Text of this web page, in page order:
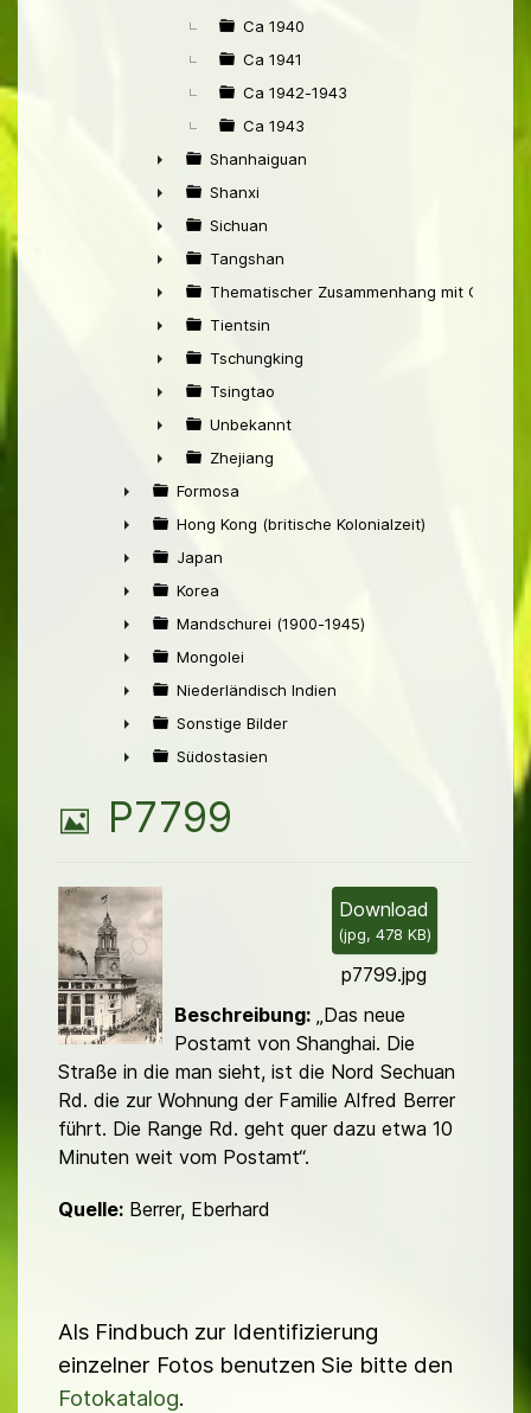
Ca 1940
Ca 1941
Ca 1942-1943
Ca 1943
►
Shanhaiguan
►
Shanxi
►
Sichuan
►
Tangshan
►
Thematischer Zusammenhang mit China
►
Tientsin
►
Tschungking
►
Tsingtao
►
Unbekannt
►
Zhejiang
►
Formosa
►
Hong Kong (britische Kolonialzeit)
►
Japan
►
Korea
►
Mandschurei (1900-1945)
►
Mongolei
►
Niederländisch Indien
►
Sonstige Bilder
Südostasien
B
l
d
P7799
Download
(jpg, 478 KB)
p7799.jpg
Beschreibung:„Das neue
Postamt von Shanghai. Die
Straße in die man sieht, ist die Nord Sechuan
Rd. die zur Wohnung der Familie Alfred Berrer
führt. Die Range Rd. geht quer dazu etwa 10
Minuten weit vom Postamt“.
Quelle: Berrer, Eberhard
Als Findbuch zur Identifizierung
einzelner Fotos benutzen Sie bitte den
Fotokatalog.